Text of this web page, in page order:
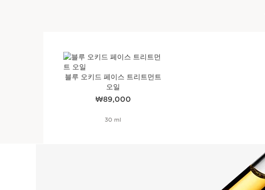
블루 오키드 페이스 트리트먼트
오일
₩89,000
30 ml